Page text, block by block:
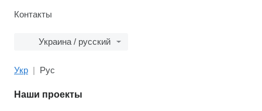
Контакты
Украина / русский
Укр Рус
Наши проекты